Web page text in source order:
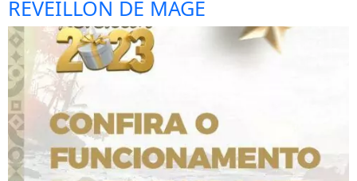
RÉVEILLON DE MAGÉ